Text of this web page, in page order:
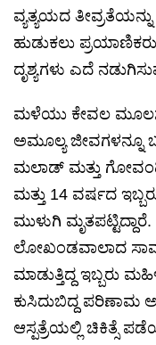
ವ್ಯತ್ಯಯದ
ಹುಡುಕಲು
ದೃಶ್ಯಗಳು ಎದೆ
ಮಳೆಯು ಕೇವಲ
ಅಮೂಲ್ಯ
ಮಲಾಡ್ ಮತ್ತು
ಮತ್ತು 14 ವರ್ಷದ
ಮುಳುಗಿ
ಲೋಖಂಡವಾಲಾದ
ಮಾಡುತ್ತಿದ್ದ
ಕುಸಿದುಬಿದ್ದ ಪರಿಣಾಮ
ಆಸ್ಪತ್ರೆಯಲ್ಲಿ ಚಿಕಿತ್ಸೆ